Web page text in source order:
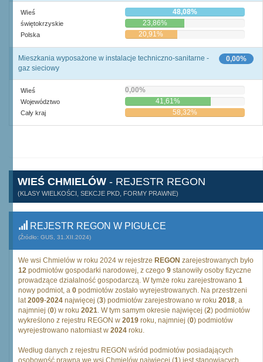
Wieś 48,08%
świętokrzyskie 23,86%
Polska 20,91%
0,00%
Mieszkania wyposażone w instalacje techniczno-sanitarne -
gaz sieciowy
Wieś 0,00%
Województwo 41,61%
Cały kraj 58,32%
WIEŚ CHMIELÓW - REJESTR REGON
(KLASY WIELKOŚCI, SEKCJE PKD, FORMY PRAWNE)
REJESTR REGON W PIGUŁCE
(Źródło: GUS, 31.XII.2024)
We wsi Chmielów w roku 2024 w rejestrze REGON zarejestrowanych było
12 podmiotów gospodarki narodowej, z czego 9 stanowiły osoby fizyczne
prowadzące działalność gospodarczą. W tymże roku zarejestrowano 1
nowy podmiot, a 0 podmiotów zostało wyrejestrowanych. Na przestrzeni
lat2009-2024 najwięcej (3) podmiotów zarejestrowano w roku 2018, a
najmniej (0) w roku 2021. W tym samym okresie najwięcej (2) podmiotów
wykreślono z rejestru REGON w 2019 roku, najmniej (0) podmiotów
wyrejestrowano natomiast w 2024 roku.
Według danych z rejestru REGON wśród podmiotów posiadających
osobowość prawną we wsi Chmielów najwięcej (1) jest stanowiących